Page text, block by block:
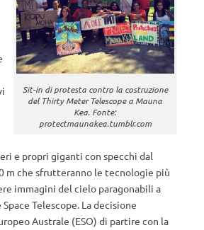
Sit-in di protesta contro la costruzione
del Thirty Meter Telescope a Mauna
Kea. Fonte:
protectmaunakea.tumblr.com
e propri giganti con specchi dal
m che sfrutteranno le tecnologie più
immagini del cielo paragonabili a
Telescope. La decisione
Australe (ESO) di partire con la